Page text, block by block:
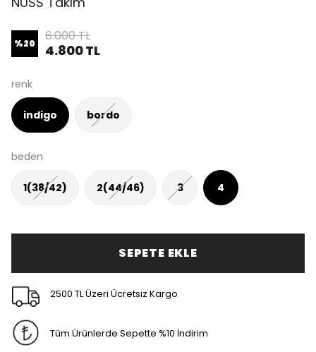
%20 6.000 TL
4.800 TL
renk
indigo bordo
beden
1(38/42) 2(44/46) 3 4
SEPETE EKLE
2500 TL Üzeri Ücretsiz Kargo
Tüm Ürünlerde Sepette %10 İndirim